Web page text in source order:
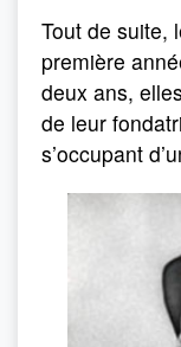
Tout de suite,
première
deux ans,
de leur
s’occupant